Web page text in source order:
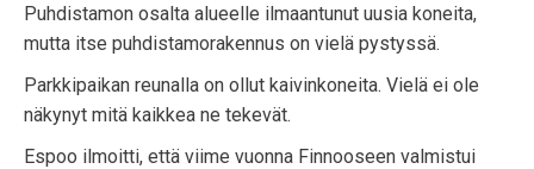
Puhdistamon osalta alueelle ilmaantunut uusia koneita,
mutta itse puhdistamorakennus on vielä pystyssä.
Parkkipaikan reunalla on ollut kaivinkoneita. Vielä ei ole
näkynyt mitä kaikkea ne tekevät.
Espoo ilmoitti, että viime vuonna Finnooseen valmistui